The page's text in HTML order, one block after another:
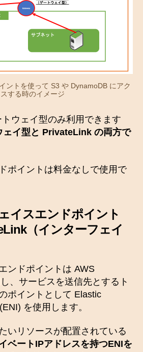
ントを使って S3 や DynamoDB にアク
する時のイメージ
ウェイ型のみ利用できます
ェイ型と PrivateLink の両方で
ポイントは料金なしで使用で
イスエンドポイント
（インターフェイ
ンドポイントは AWS
、サービスを送信先とするト
ポイントとして Elastic
を使用します。
いリソースが配置されている
ベートIPアドレスを持つENIを